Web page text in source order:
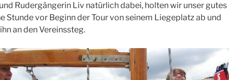
Rudergängerin Liv natürlich dabei, holten wir unser gutes
Stunde vor Beginn der Tour von seinem Liegeplatz ab und
an den Vereinssteg.